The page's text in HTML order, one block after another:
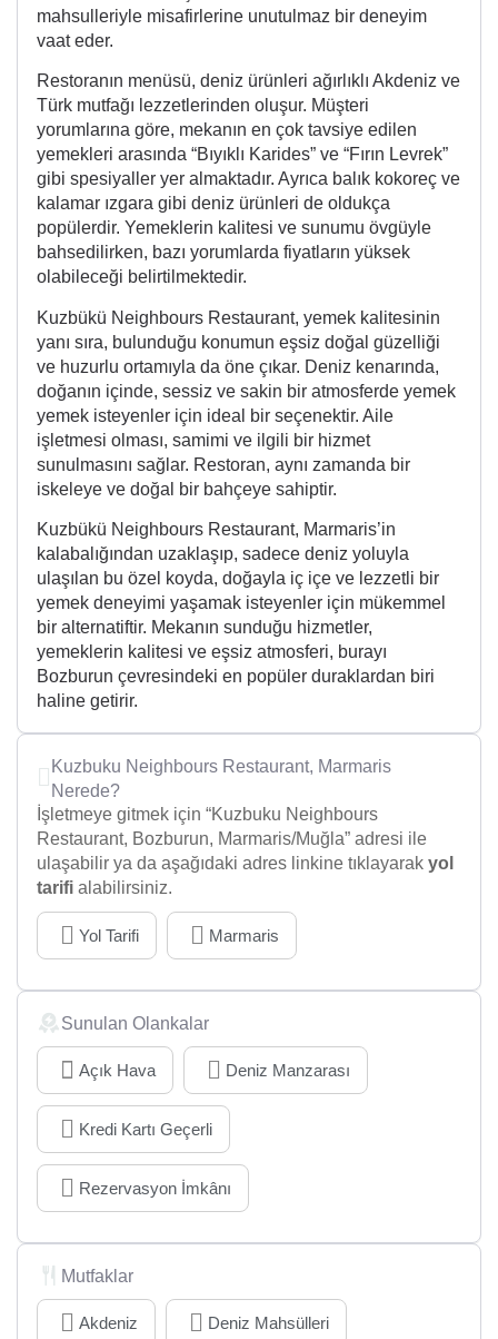
mahsulleriyle misafirlerine unutulmaz bir deneyim
vaat eder.
Restoranın menüsü, deniz ürünleri ağırlıklı Akdeniz ve
Türk mutfağı lezzetlerinden oluşur. Müşteri
yorumlarına göre, mekanın en çok tavsiye edilen
yemekleri arasında “Bıyıklı Karides” ve “Fırın Levrek”
gibi spesiyaller yer almaktadır. Ayrıca balık kokoreç ve
kalamar ızgara gibi deniz ürünleri de oldukça
popülerdir. Yemeklerin kalitesi ve sunumu övgüyle
bahsedilirken, bazı yorumlarda fiyatların yüksek
olabileceği belirtilmektedir.
Kuzbükü Neighbours Restaurant, yemek kalitesinin
yanı sıra, bulunduğu konumun eşsiz doğal güzelliği
ve huzurlu ortamıyla da öne çıkar. Deniz kenarında,
doğanın içinde, sessiz ve sakin bir atmosferde yemek
yemek isteyenler için ideal bir seçenektir. Aile
işletmesi olması, samimi ve ilgili bir hizmet
sunulmasını sağlar. Restoran, aynı zamanda bir
iskeleye ve doğal bir bahçeye sahiptir.
Kuzbükü Neighbours Restaurant, Marmaris’in
kalabalığından uzaklaşıp, sadece deniz yoluyla
ulaşılan bu özel koyda, doğayla iç içe ve lezzetli bir
yemek deneyimi yaşamak isteyenler için mükemmel
bir alternatiftir. Mekanın sunduğu hizmetler,
yemeklerin kalitesi ve eşsiz atmosferi, burayı
Bozburun çevresindeki en popüler duraklardan biri
haline getirir.
Kuzbuku Neighbours Restaurant, Marmaris
Nerede?
İşletmeye gitmek için “Kuzbuku Neighbours
Restaurant, Bozburun, Marmaris/Muğla” adresi ile
ulaşabilir ya da aşağıdaki adres linkine tıklayarak yol
tarifi alabilirsiniz.
Yol Tarifi Marmaris
Sunulan Olankalar
Açık Hava Deniz Manzarası
Kredi Kartı Geçerli
Rezervasyon İmkânı
Mutfaklar
Akdeniz Deniz Mahsülleri